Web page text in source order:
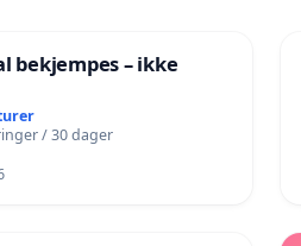
bekjempes – ikke
/ 30 dager